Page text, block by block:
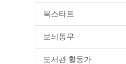
북스타트
보늬동무
도서관 활동가